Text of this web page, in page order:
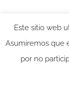
Este sitio web
Asumiremos que
por no